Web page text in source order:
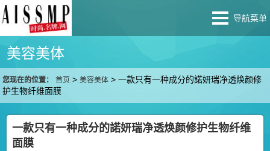
导航菜单
美容美体
您现在的位置： 首页 >美容美体 >一款只有一种成分的諾妍瑞净透焕颜修
护生物纤维面膜
一款只有一种成分的諾妍瑞净透焕颜修护生物纤维
面膜